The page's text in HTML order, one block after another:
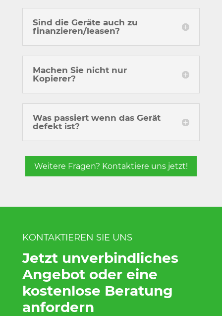
Sind die Geräte auch zu
finanzieren/leasen?
Machen Sie nicht nur
Kopierer?
Was passiert wenn das Gerät
defekt ist?
Weitere Fragen? Kontaktiere uns jetzt!
KONTAKTIEREN SIE UNS
Jetzt unverbindliches
Angebot oder eine
kostenlose Beratung
anfordern